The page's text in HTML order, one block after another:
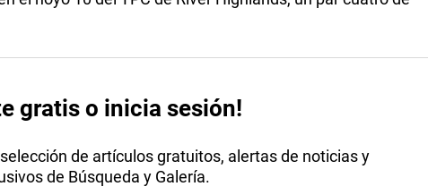
gratis o inicia sesión!
de artículos gratuitos, alertas de noticias y
de Búsqueda y Galería.